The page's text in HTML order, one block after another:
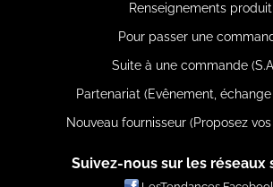
Renseignements produit
Pour passer une
Suite à une commande
Partenariat (Evênement, échange
Nouveau fournisseur (Proposez
Suivez-nous sur les réseaux